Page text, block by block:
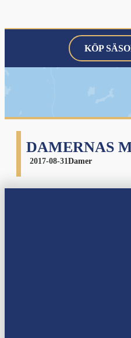
KÖP
DAMERNAS
2017-08-31Damer